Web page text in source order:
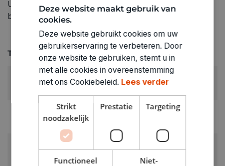
UV-bestendig: verkleurt en verzwakt niet door
blootstelling aan zonlicht.
Technische specificaties
LEVERANCIERSKLEUR:
donkergrijs
Katoenkoord
Deze website maakt gebruik van
cookies.
Deze website gebruikt cookies om uw
gebruikerservaring te verbeteren. Door
onze website te gebruiken, stemt u in
met alle cookies in overeenstemming
met ons Cookiebeleid. Lees verder
Strikt
noodzakelijk
Prestatie Targeting
Functioneel
Niet-